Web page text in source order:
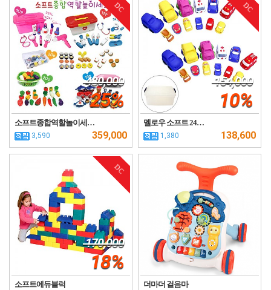
DC
480,000
25%
소프트종합역할놀이세…
3,590 359,000
DC
154,000
10%
멜로우 소프트 24…
1,380 138,600
DC
170,000
18%
소프트에듀블럭 더마더 걸음마